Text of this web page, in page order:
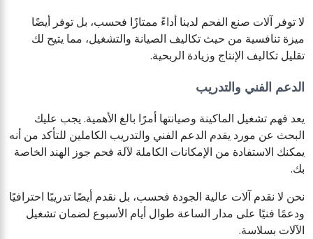
لا توفر آلات صنع الفحم لدينا أداءً ممتازًا فحسب، بل توفر أيضًا
ميزة تنافسية من حيث تكاليف الصيانة والتشغيل، مما يتيح لك
تقليل تكاليف الإنتاج وزيادة الربحية.
الدعم الفني والتدريب
يعد فهم تشغيل الماكينة وصيانتها أمرًا بالغ الأهمية. يجب عليك
البحث عن مورد يقدم الدعم الفني والتدريب الكاملين للتأكد من أنه
يمكنك الاستفادة من الإمكانات الكاملة لآلة فحم جوز الهند الخاصة
بك.
نحن لا نقدم آلات عالية الجودة فحسب، بل نقدم أيضًا تدريبًا احترافيًا
ودعمًا فنيًا على مدار الساعة طوال أيام الأسبوع لضمان تشغيل
الآلات بسلاسة.